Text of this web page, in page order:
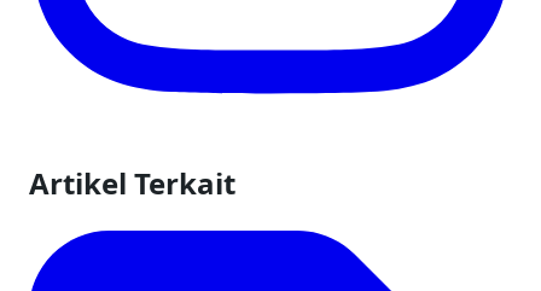
Artikel Terkait